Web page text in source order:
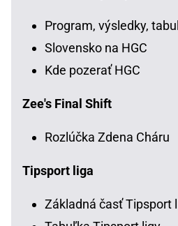
Program, výsledky,
Slovensko na HGC
Kde pozerať HGC
Zee's Final Shift
Rozlúčka Zdena Cháru
Tipsport liga
Základná časť Tipsport